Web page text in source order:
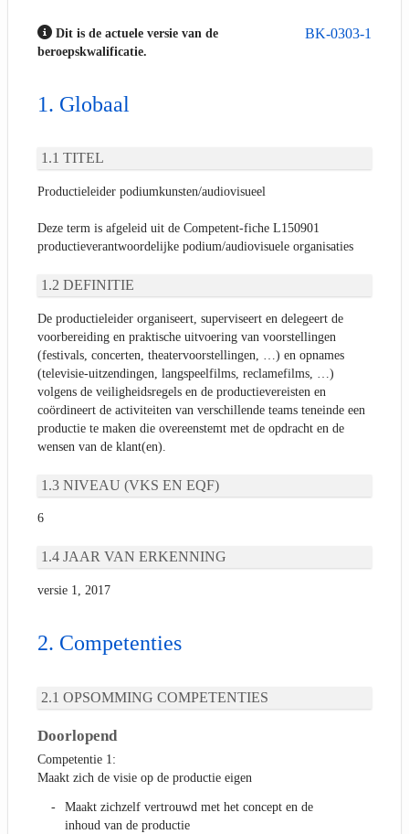
BK-0303-1
Dit is de actuele versie van de
beroepskwalificatie.
Globaal
TITEL
Productieleider podiumkunsten/audiovisueel
Deze term is afgeleid uit de Competent-fiche L150901
productieverantwoordelijke podium/audiovisuele organisaties
DEFINITIE
De productieleider organiseert, superviseert en delegeert de
voorbereiding en praktische uitvoering van voorstellingen
(festivals, concerten, theatervoorstellingen, …) en opnames
(televisie-uitzendingen, langspeelfilms, reclamefilms, …)
volgens de veiligheidsregels en de productievereisten en
coördineert de activiteiten van verschillende teams teneinde een
productie te maken die overeenstemt met de opdracht en de
wensen van de klant(en).
NIVEAU (VKS EN EQF)
6
JAAR VAN ERKENNING
versie 1, 2017
Competenties
OPSOMMING COMPETENTIES
Doorlopend
Competentie 1:
Maakt zich de visie op de productie eigen
Maakt zichzelf vertrouwd met het concept en de
inhoud van de productie